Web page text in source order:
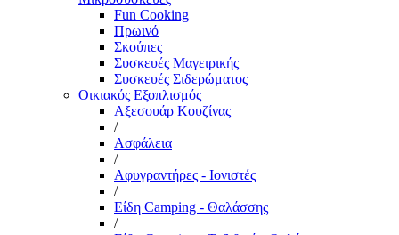
Fun Cooking
Πρωινό
Σκούπες
Συσκευές Μαγειρικής
Συσκευές Σιδερώματος
Οικιακός Εξοπλισμός
Αξεσουάρ Κουζίνας
/
Ασφάλεια
/
Αφυγραντήρες - Ιονιστές
/
Είδη Camping - Θαλάσσης
/